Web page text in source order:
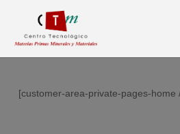
main
[customer-area-private-pages-home